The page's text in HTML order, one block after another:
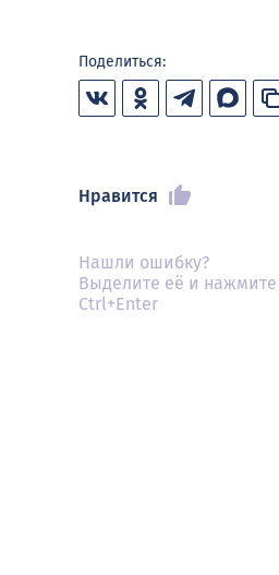
Поделиться:
Нравится
Нашли ошибку?
Выделите её и нажмите
Ctrl+Enter